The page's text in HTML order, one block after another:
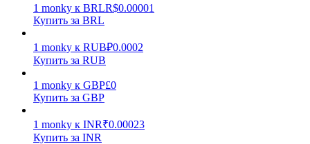
Получайте конкурентные награды ежедневно
1 monky к BRLR$0.00001
Купить за BRL
1 monky к RUB₽0.0002
Купить за RUB
1 monky к GBP£0
Купить за GBP
1 monky к INR₹0.00023
Купить за INR